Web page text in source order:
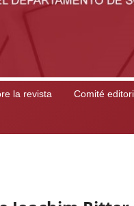
la revista Comité